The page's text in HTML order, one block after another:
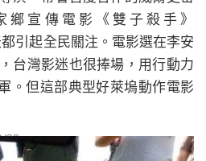
鄉宣傳電影《雙子殺手》
引起全民關注。電影選在李安
台灣影迷也很捧場，用行動力
。但這部典型好萊塢動作電影
能會讓你驚呼：想二刷！
29